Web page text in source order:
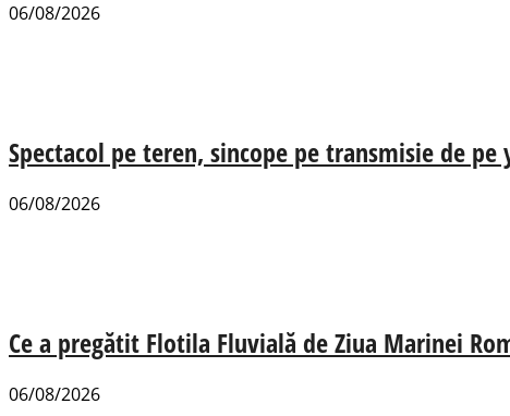
06/08/2026
Spectacol pe teren, sincope pe transmisie de
06/08/2026
Ce a pregătit Flotila Fluvială de Ziua Marinei
06/08/2026